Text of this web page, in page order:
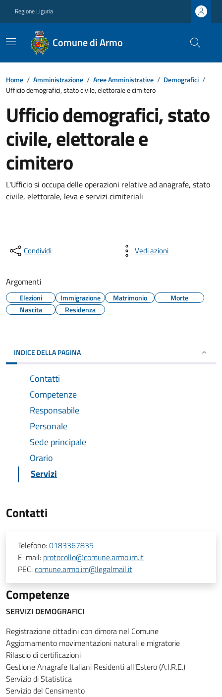
Regione Liguria
Comune di Armo
Home / Amministrazione / Aree Amministrative / Demografici /
Ufficio demografici, stato civile, elettorale e cimitero
Ufficio demografici, stato
civile, elettorale e
cimitero
L'Ufficio si occupa delle operazioni relative ad anagrafe, stato
civile, elettorale, leva e servizi cimiteriali
Condividi Vedi azioni
Argomenti
Elezioni Immigrazione Matrimonio
Morte
Nascita
Residenza
INDICE DELLA PAGINA
Contatti
Competenze
Responsabile
Personale
Sede principale
Orario
Servizi
Contatti
Telefono:0183367835
E-mail: protocollo@comune.armo.im.it
PEC:comune.armo.im@legalmail.it
Competenze
SERVIZI DEMOGRAFICI
Registrazione cittadini con dimora nel Comune
Aggiornamento movimentazioni naturali e migratorie
Rilascio di certificazioni
Gestione Anagrafe Italiani Residenti all'Estero (A.I.R.E.)
Servizio di Statistica
Servizio del Censimento